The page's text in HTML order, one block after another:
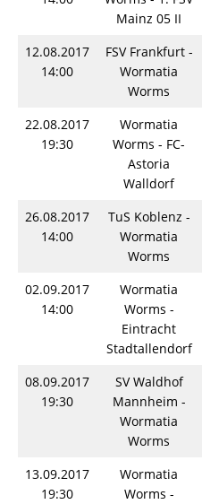
Mainz 05 II
12.08.2017
14:00
FSV Frankfurt -
Wormatia
Worms
22.08.2017
19:30
Wormatia
Worms - FC-
Astoria
Walldorf
26.08.2017
14:00
TuS Koblenz -
Wormatia
Worms
02.09.2017
14:00
Wormatia
Worms -
Eintracht
Stadtallendorf
08.09.2017
19:30
SV Waldhof
Mannheim -
Wormatia
Worms
13.09.2017
19:30
Wormatia
Worms -